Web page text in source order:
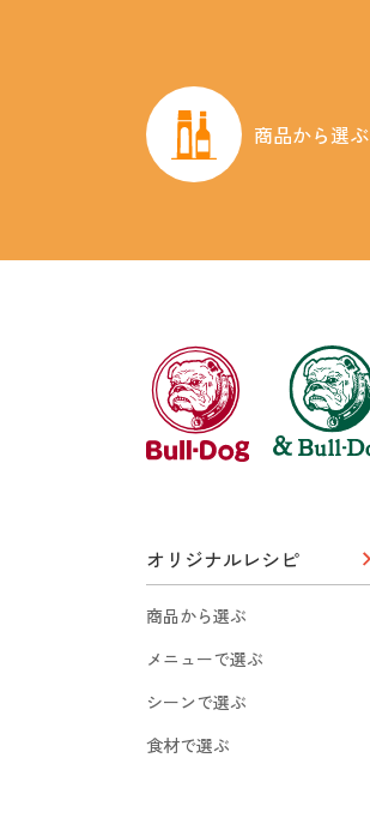
商品から選ぶ
オリジナルレシピ
商品から選ぶ
メニューで選ぶ
シーンで選ぶ
食材で選ぶ